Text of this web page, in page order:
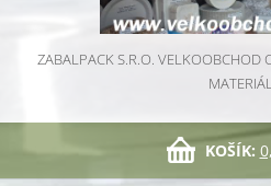
ZABALPACK S.R.O. VELKOOBCHOD
KOŠÍK: